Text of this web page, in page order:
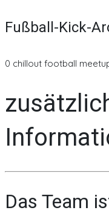
Fußball-Kick-
0 chillout football
Das Team